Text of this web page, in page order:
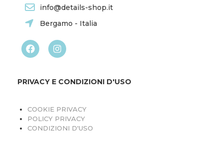
info@details-shop.it
Bergamo - Italia
PRIVACY E CONDIZIONI D'USO
COOKIE PRIVACY
POLICY PRIVACY
CONDIZIONI D'USO